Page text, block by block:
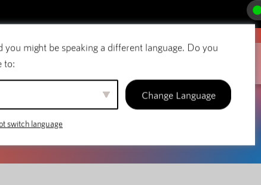
Domænenavne SiteBuilder
you might be speaking a different language. Do you
to:
Change Language
switch language